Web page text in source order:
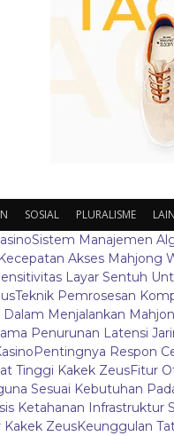
SOSIAL PLURALISME
Sistem Manajemen
Akses Mahjong
Layar Sentuh
Teknik Pemrosesan
Menjalankan
Penurunan Latensi
Pentingnya Respon
Tinggi Kakek ZeusFitur
Sesuai Kebutuhan
Ketahanan Infrastruktur
Kakek ZeusKeunggulan